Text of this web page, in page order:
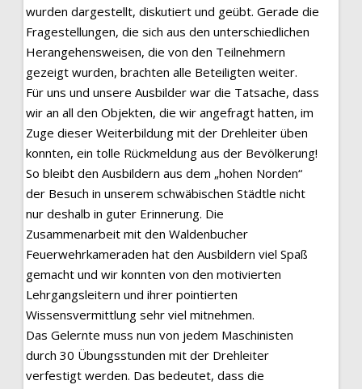
wurden dargestellt, diskutiert und geübt. Gerade die
Fragestellungen, die sich aus den unterschiedlichen
Herangehensweisen, die von den Teilnehmern
gezeigt wurden, brachten alle Beteiligten weiter.
Für uns und unsere Ausbilder war die Tatsache, dass
wir an all den Objekten, die wir angefragt hatten, im
Zuge dieser Weiterbildung mit der Drehleiter üben
konnten, ein tolle Rückmeldung aus der Bevölkerung!
So bleibt den Ausbildern aus dem „hohen Norden“
der Besuch in unserem schwäbischen Städtle nicht
nur deshalb in guter Erinnerung. Die
Zusammenarbeit mit den Waldenbucher
Feuerwehrkameraden hat den Ausbildern viel Spaß
gemacht und wir konnten von den motivierten
Lehrgangsleitern und ihrer pointierten
Wissensvermittlung sehr viel mitnehmen.
Das Gelernte muss nun von jedem Maschinisten
durch 30 Übungsstunden mit der Drehleiter
verfestigt werden. Das bedeutet, dass die